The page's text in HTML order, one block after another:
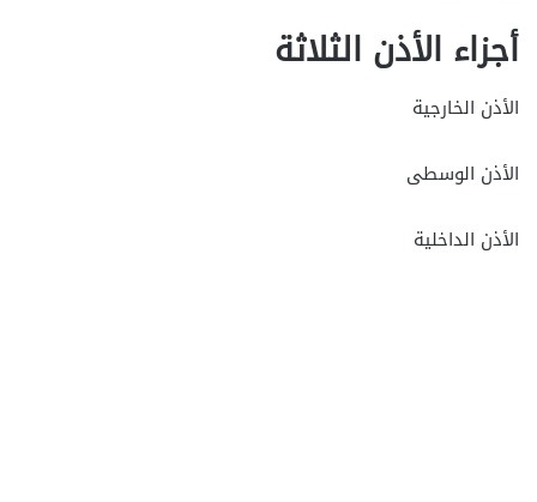
أجزاء الأذن الثلاثة
الأذن الخارجية
الأذن الوسطى
الأذن الداخلية